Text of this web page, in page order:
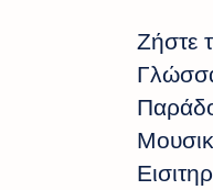
πλούσιο
Ζήστε